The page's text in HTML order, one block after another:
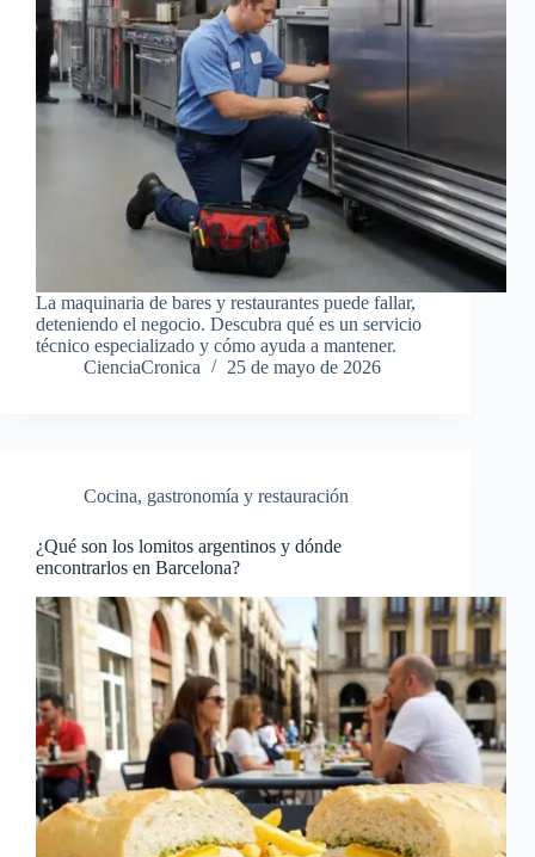
La maquinaria de bares y restaurantes puede fallar,
deteniendo el negocio. Descubra qué es un servicio
técnico especializado y cómo ayuda a mantener.
CienciaCronica
25 de mayo de 2026
Cocina, gastronomía y restauración
¿Qué son los lomitos argentinos y dónde
encontrarlos en Barcelona?